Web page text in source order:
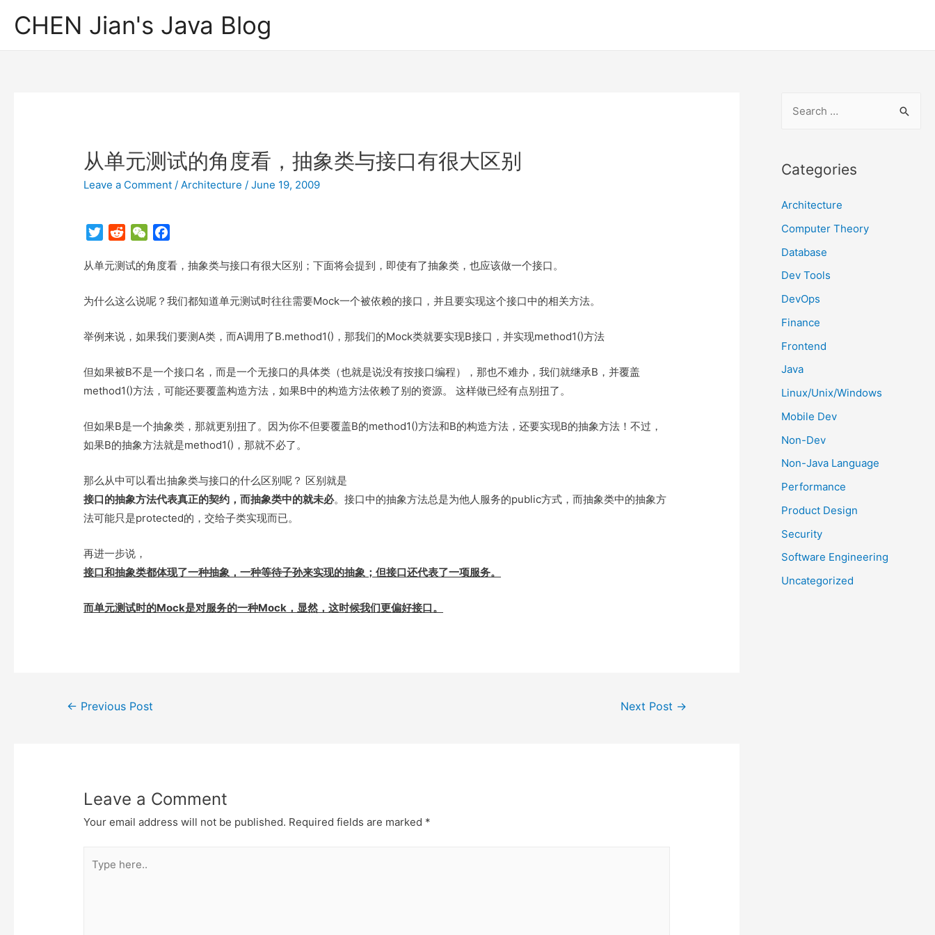
CHEN Jian's Java Blog
从单元测试的角度看，抽象类与接口有很大区别
Leave a Comment /Architecture /June 19, 2009
T
i
t
r
d
i
W
C
a
c
b
o
从单元测试的角度看，抽象类与接口有很大区别；下面将会提到，即使有了抽象类，也应该做一个接口。
为什么这么说呢？我们都知道单元测试时往往需要Mock一个被依赖的接口，并且要实现这个接口中的相关方法。
举例来说，如果我们要测A类，而A调用了B.method1()，那我们的Mock类就要实现B接口，并实现method1()方法
但如果被B不是一个接口名，而是一个无接口的具体类（也就是说没有按接口编程），那也不难办，我们就继承B，并覆盖
method1()方法，可能还要覆盖构造方法，如果B中的构造方法依赖了别的资源。 这样做已经有点别扭了。
但如果B是一个抽象类，那就更别扭了。因为你不但要覆盖B的method1()方法和B的构造方法，还要实现B的抽象方法！不过，
如果B的抽象方法就是method1()，那就不必了。
那么从中可以看出抽象类与接口的什么区别呢？ 区别就是
接口的抽象方法代表真正的契约，而抽象类中的就未必。接口中的抽象方法总是为他人服务的public方式，而抽象类中的抽象方
法可能只是protected的，交给子类实现而已。
再进一步说，
接口和抽象类都体现了一种抽象，一种等待子孙来实现的抽象；但接口还代表了一项服务。
而单元测试时的Mock是对服务的一种Mock，显然，这时候我们更偏好接口。
Post
← Previous Post Next Post →
Leave a Comment
Your email address will not be published. Required fields are marked *
here..
r
h
f
o
r
Categories
Architecture
Computer Theory
Database
Dev Tools
DevOps
Finance
Frontend
Java
Linux/Unix/Windows
Mobile Dev
Non-Dev
Non-Java Language
Performance
Product Design
Security
Software Engineering
Uncategorized